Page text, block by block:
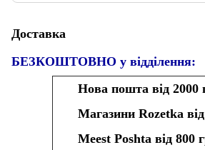
Доставка
БЕЗКОШТОВНО у відділення:
Нова пошта від 2000
Магазини Rozetka
Meest Poshta від 800